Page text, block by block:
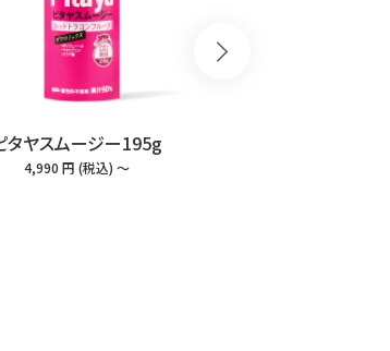
タヤスムージー195g
4,990 円 (税込) ～